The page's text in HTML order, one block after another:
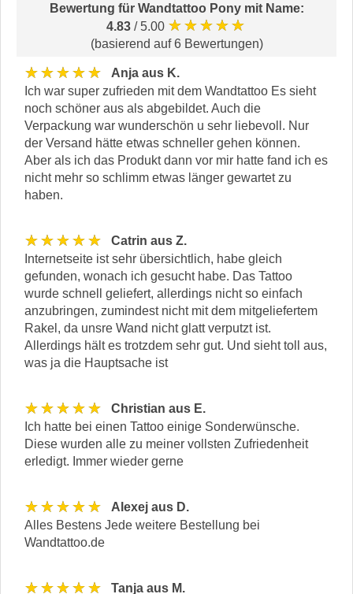
Bewertung für Wandtattoo Pony mit Name:
4.83 / 5.00 ★★★★★
(basierend auf 6 Bewertungen)
★★★★★
Anja aus K.
Ich war super zufrieden mit dem Wandtattoo Es sieht
noch schöner aus als abgebildet. Auch die
Verpackung war wunderschön u sehr liebevoll. Nur
der Versand hätte etwas schneller gehen können.
Aber als ich das Produkt dann vor mir hatte fand ich es
nicht mehr so schlimm etwas länger gewartet zu
haben.
★★★★★
Catrin aus Z.
Internetseite ist sehr übersichtlich, habe gleich
gefunden, wonach ich gesucht habe. Das Tattoo
wurde schnell geliefert, allerdings nicht so einfach
anzubringen, zumindest nicht mit dem mitgeliefertem
Rakel, da unsre Wand nicht glatt verputzt ist.
Allerdings hält es trotzdem sehr gut. Und sieht toll aus,
was ja die Hauptsache ist
★★★★★
Christian aus E.
Ich hatte bei einen Tattoo einige Sonderwünsche.
Diese wurden alle zu meiner vollsten Zufriedenheit
erledigt. Immer wieder gerne
★★★★★
Alexej aus D.
Alles Bestens Jede weitere Bestellung bei
Wandtattoo.de
★★★★★ Tanja aus M.